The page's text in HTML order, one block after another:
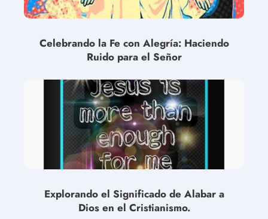
Celebrando la Fe con Alegría: Haciendo
Ruido para el Señor
Explorando el Significado de Alabar a
Dios en el Cristianismo.